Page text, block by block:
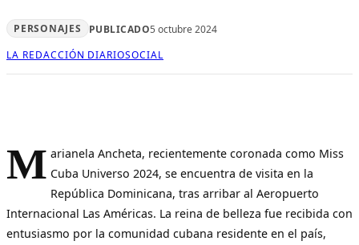
PERSONAJES PUBLICADO5 octubre 2024
LA REDACCIÓN DIARIOSOCIAL
M arianela Ancheta, recientemente coronada como Miss
Cuba Universo 2024, se encuentra de visita en la
República Dominicana, tras arribar al Aeropuerto
Internacional Las Américas. La reina de belleza fue recibida con
entusiasmo por la comunidad cubana residente en el país,